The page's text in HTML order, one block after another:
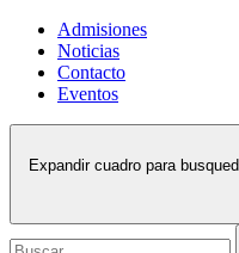
Admisiones
Noticias
Contacto
Eventos
Expandir cuadro para